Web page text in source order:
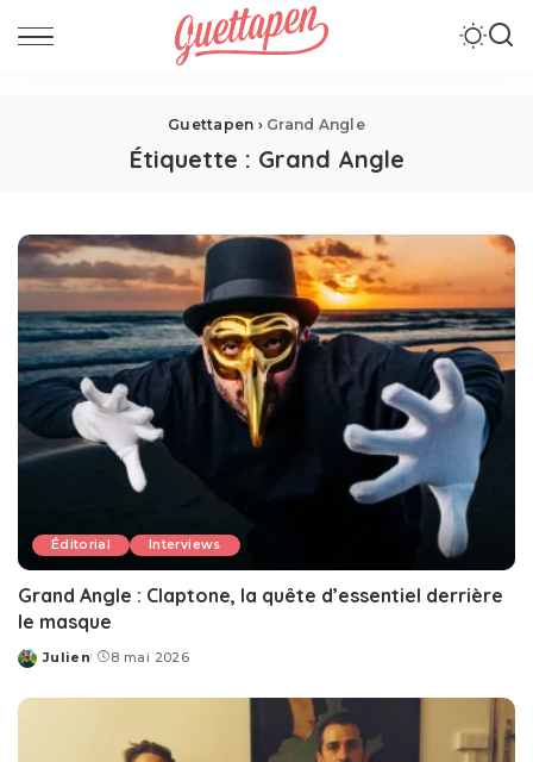
Guettapen › Grand Angle
Étiquette : Grand Angle
Éditorial Interviews
Grand Angle : Claptone, la quête d’essentiel derrière
le masque
Posted
Julien 8 mai 2026